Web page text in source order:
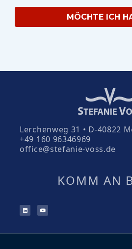
MÖCHTE ICH
Lerchenweg 31 • D-40822
+49 160 96346969
office@stefanie-voss.de
KOMM AN